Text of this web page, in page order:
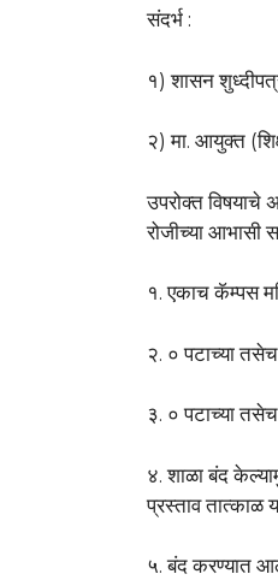
संदर्भ :
१) शासन
२) मा. आयुक्त
उपरोक्त विषयाचे
रोजीच्या आभासी
१. एकाच कॅम्पस
२. ० पटाच्या
३. ० पटाच्या
४. शाळा बंद
प्रस्ताव तात्काळ
५. बंद करण्यात